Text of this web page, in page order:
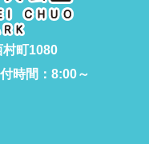
村町1080
時間：8:00～